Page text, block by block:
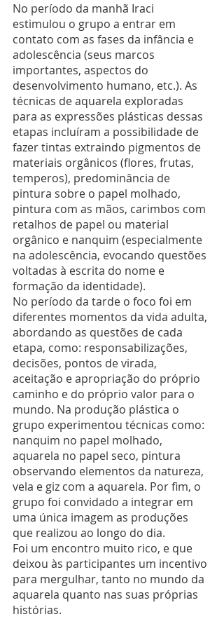
No período da manhã Iraci
estimulou o grupo a entrar em
contato com as fases da infância e
adolescência (seus marcos
importantes, aspectos do
desenvolvimento humano, etc.). As
técnicas de aquarela exploradas
para as expressões plásticas dessas
etapas incluíram a possibilidade de
fazer tintas extraindo pigmentos de
materiais orgânicos (flores, frutas,
temperos), predominância de
pintura sobre o papel molhado,
pintura com as mãos, carimbos com
retalhos de papel ou material
orgânico e nanquim (especialmente
na adolescência, evocando questões
voltadas à escrita do nome e
formação da identidade).
No período da tarde o foco foi em
diferentes momentos da vida adulta,
abordando as questões de cada
etapa, como: responsabilizações,
decisões, pontos de virada,
aceitação e apropriação do próprio
caminho e do próprio valor para o
mundo. Na produção plástica o
grupo experimentou técnicas como:
nanquim no papel molhado,
aquarela no papel seco, pintura
observando elementos da natureza,
vela e giz com a aquarela. Por fim, o
grupo foi convidado a integrar em
uma única imagem as produções
que realizou ao longo do dia.
Foi um encontro muito rico, e que
deixou às participantes um incentivo
para mergulhar, tanto no mundo da
aquarela quanto nas suas próprias
histórias.